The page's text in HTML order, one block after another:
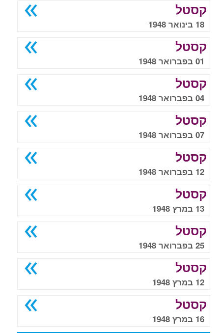
קסטל
18 בינואר 1948
קסטל
01 בפברואר 1948
קסטל
04 בפברואר 1948
קסטל
07 בפברואר 1948
קסטל
12 בפברואר 1948
קסטל
13 במרץ 1948
קסטל
25 בפברואר 1948
קסטל
12 במרץ 1948
קסטל
16 במרץ 1948